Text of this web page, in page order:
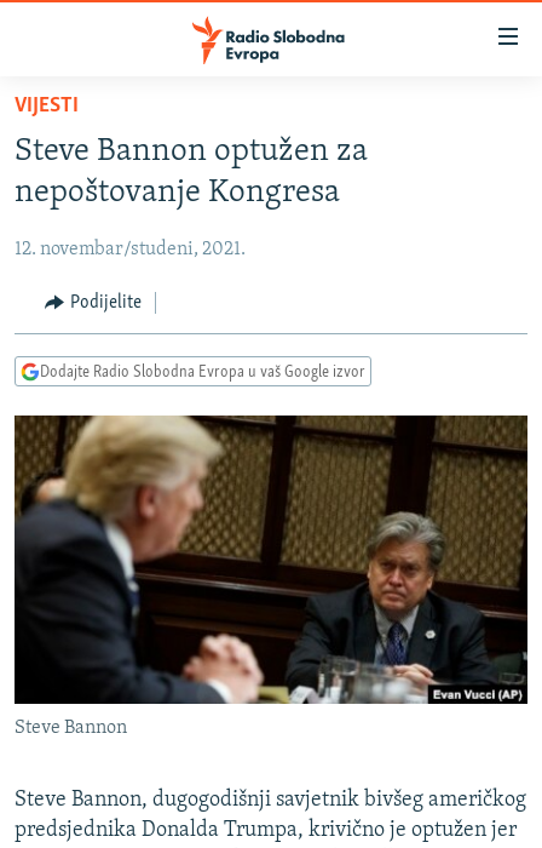
Pređite
glavni
sadržaj
Pređite
na
navigaciju
Pređite
na
BOSNA I HERCEGOVINA
SRBIJA
KOSOVO
CRNA GORA
VIDEO
FOTOGALERIJE
INFOGRAFIKE
PODCASTI
RAT U UKRAJINI
KINA NA BALKANU
RSE PRIČE IZ SVIJETA
ISPRIČAJ MI
DNEVNO@RSE
SPECIJALI RSE
VIŠE OD NASLOVA
POPLAVE I KLIZIŠTA U BIH 2024.
TV LIBERTY
PRATITE NAS
Sve RFE/RL stranice
VIJESTI
Steve Bannon optužen za
nepoštovanje Kongresa
12. novembar/studeni, 2021.
Podijelite
Dodajte Radio Slobodna Evropa u vaš Google izvor
Steve Bannon
Steve Bannon, dugogodišnji savjetnik bivšeg američkog
predsjednika Donalda Trumpa, krivično je optužen jer